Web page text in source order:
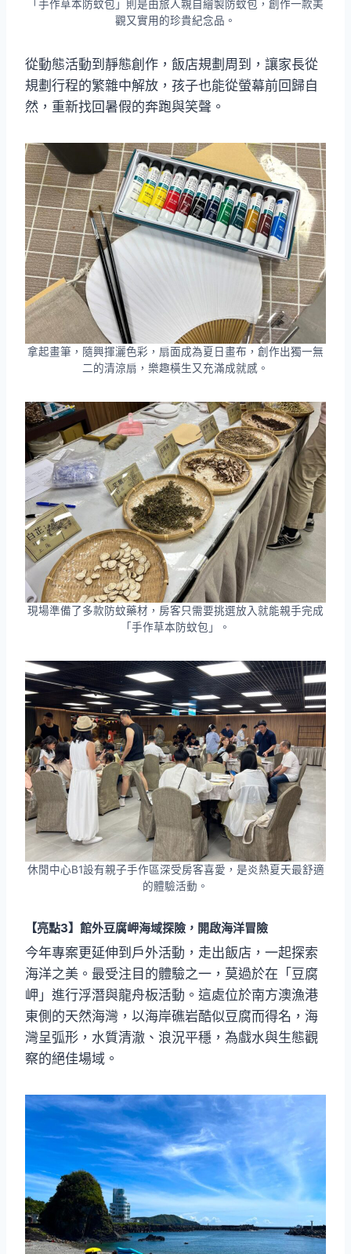
「手作草本防蚊包」則是由旅人親自繪製防蚊包，創作一款美
觀又實用的珍貴紀念品。
從動態活動到靜態創作，飯店規劃周到，讓家長從
規劃行程的繁雜中解放，孩子也能從螢幕前回歸自
然，重新找回暑假的奔跑與笑聲。
拿起畫筆，隨興揮灑色彩，扇面成為夏日畫布，創作出獨一無
二的清涼扇，樂趣橫生又充滿成就感。
現場準備了多款防蚊藥材，房客只需要挑選放入就能親手完成
「手作草本防蚊包」。
休閒中心B1設有親子手作區深受房客喜愛，是炎熱夏天最舒適
的體驗活動。
【亮點3】 館外豆腐岬海域探險，開啟海洋冒險
今年專案更延伸到戶外活動，走出飯店，一起探索
海洋之美。最受注目的體驗之一，莫過於在「豆腐
岬」進行浮潛與龍舟板活動。這處位於南方澳漁港
東側的天然海灣，以海岸礁岩酷似豆腐而得名，海
灣呈弧形，水質清澈、浪況平穩，為戲水與生態觀
察的絕佳場域。